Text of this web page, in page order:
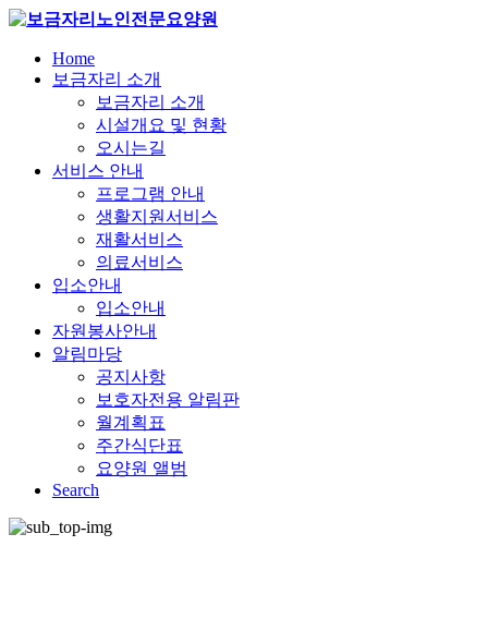
Home
보금자리 소개
보금자리 소개
시설개요 및 현황
오시는길
서비스 안내
프로그램 안내
생활지원서비스
재활서비스
의료서비스
입소안내
입소안내
자원봉사안내
알림마당
공지사항
보호자전용 알림판
월계획표
주간식단표
요양원 앨범
Search